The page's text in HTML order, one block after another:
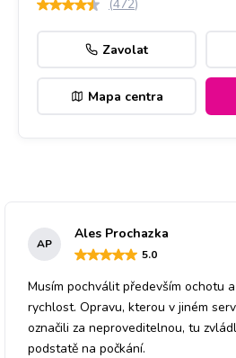
(472)
Zavolat
Mapa centra
AP
Ales Prochazka
5.0
Musím pochválit především ochotu a
rychlost. Opravu, kterou v jiném
označili za neproveditelnou, tu
podstatě na počkání.